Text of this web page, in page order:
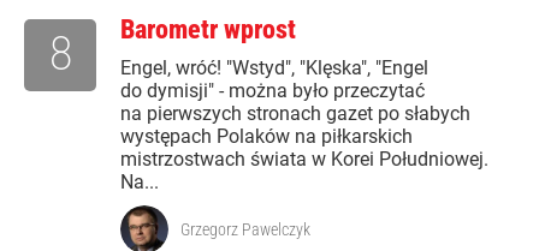
Barometr wprost
Engel, wróć! "Wstyd", "Klęska", "Engel
do dymisji" - można było przeczytać
na pierwszych stronach gazet po słabych
występach Polaków na piłkarskich
mistrzostwach świata w Korei Południowej.
Na...
8
Grzegorz Pawelczyk